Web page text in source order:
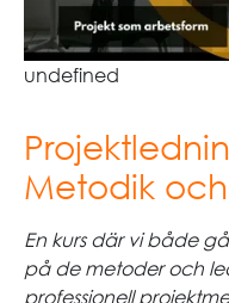
undefined
Metodik
En kurs där vi både
på de metoder och
professionell